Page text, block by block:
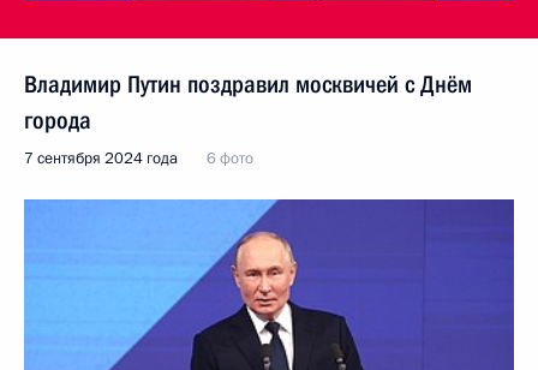
Владимир Путин поздравил москвичей с Днём
города
7 сентября 2024 года 6 фото